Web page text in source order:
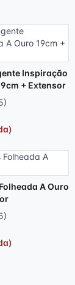
Inspiração
+ Extensor
A Ouro